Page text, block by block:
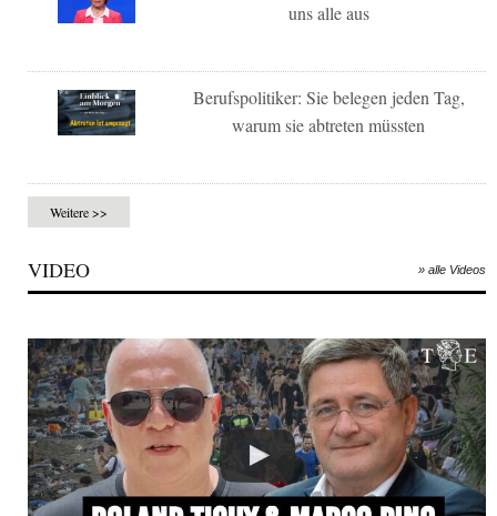
uns alle aus
Berufspolitiker: Sie belegen jeden Tag,
warum sie abtreten müssten
Weitere >>
VIDEO » alle Videos